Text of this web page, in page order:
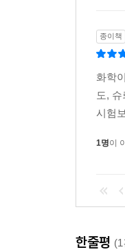
종이책
화학
도,
시험
1명이
한줄평